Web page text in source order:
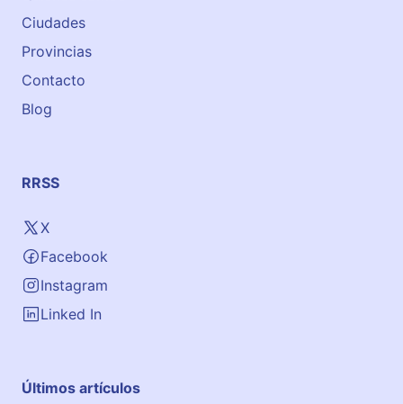
Ciudades
Provincias
Contacto
Blog
RRSS
X
Facebook
Instagram
Linked In
Últimos artículos